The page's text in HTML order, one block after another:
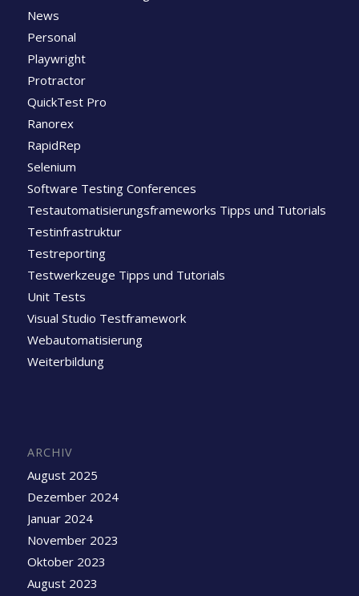
News
Personal
Playwright
Protractor
QuickTest Pro
Ranorex
RapidRep
Selenium
Software Testing Conferences
Testautomatisierungsframeworks Tipps und Tutorials
Testinfrastruktur
Testreporting
Testwerkzeuge Tipps und Tutorials
Unit Tests
Visual Studio Testframework
Webautomatisierung
Weiterbildung
ARCHIV
August 2025
Dezember 2024
Januar 2024
November 2023
Oktober 2023
August 2023